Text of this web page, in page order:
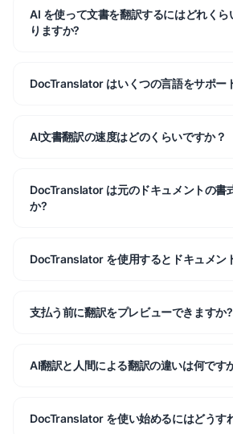
AI を使って文書を翻訳するにはどれくら
りますか?
DocTranslator はいくつの言語をサポー
AI文書翻訳の速度はどのくらいですか？
DocTranslator は元のドキュメントの書
か?
DocTranslator を使用するとドキュメン
支払う前に翻訳をプレビューできますか?
AI翻訳と人間による翻訳の違いは何です
DocTranslator を使い始めるにはどうす